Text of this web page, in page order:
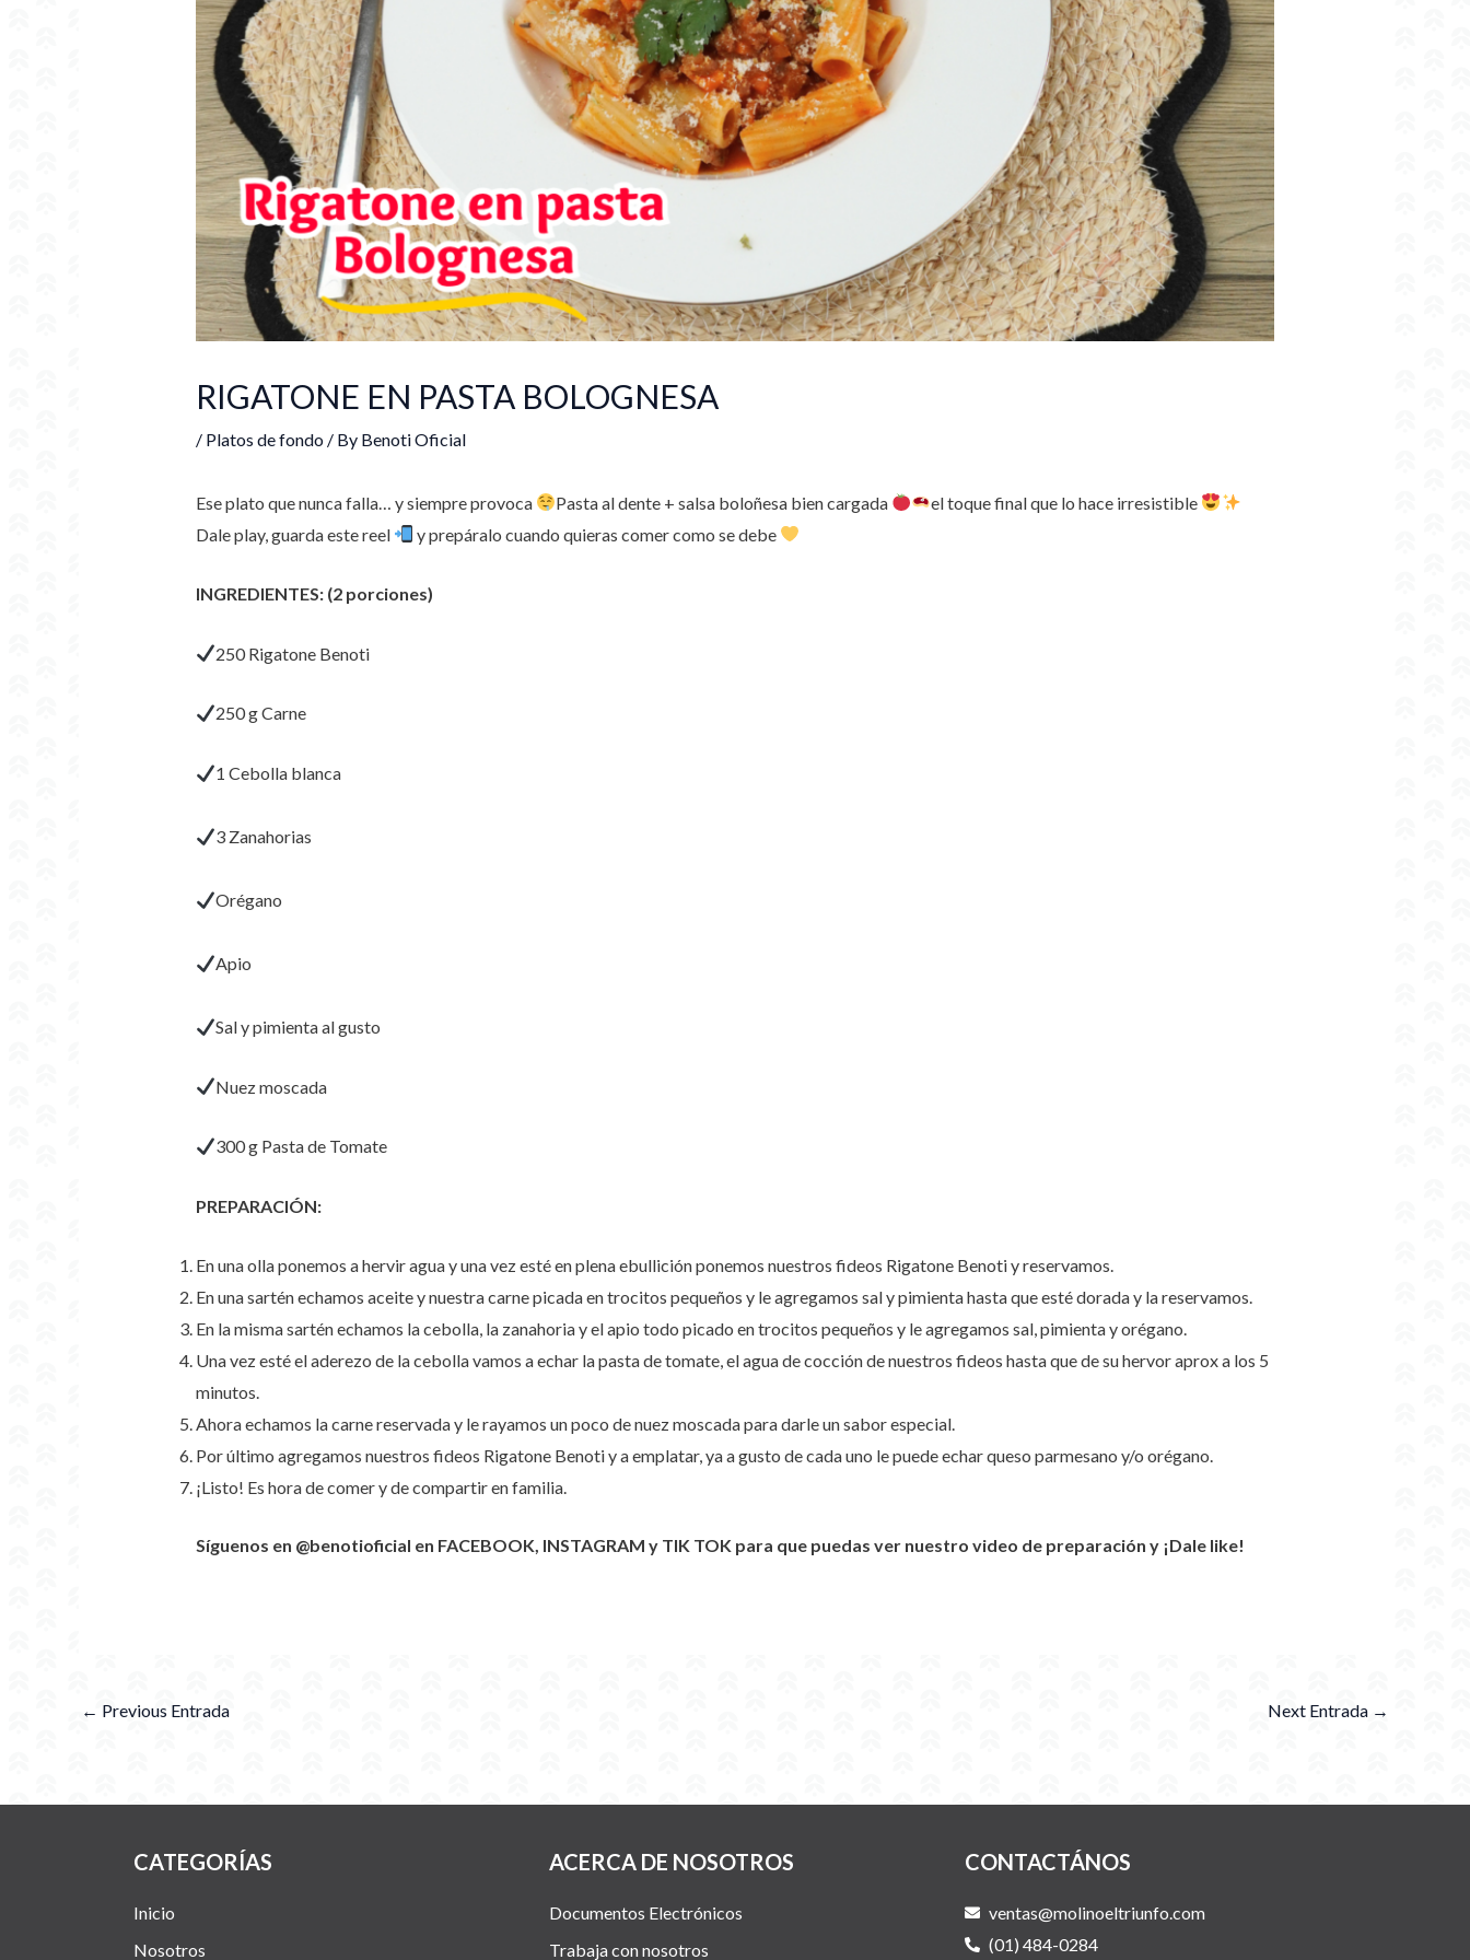
RIGATONE EN PASTA BOLOGNESA
/ Platos de fondo/ By Benoti Oficial
Ese plato que nunca falla… y siempre provoca Pasta al dente + salsa boloñesa bien cargada
el toque final que lo hace irresistible
Dale play, guarda este reel
y prepáralo cuando quieras comer como se debe
INGREDIENTES: (2 porciones)
250 Rigatone Benoti
250 g Carne
1 Cebolla blanca
3 Zanahorias
Orégano
Apio
Sal y pimienta al gusto
Nuez moscada
300 g Pasta de Tomate
PREPARACIÓN:
En una olla ponemos a hervir agua y una vez esté en plena ebullición ponemos nuestros fideos Rigatone Benoti y reservamos.
En una sartén echamos aceite y nuestra carne picada en trocitos pequeños y le agregamos sal y pimienta hasta que esté dorada y la reservamos.
En la misma sartén echamos la cebolla, la zanahoria y el apio todo picado en trocitos pequeños y le agregamos sal, pimienta y orégano.
Una vez esté el aderezo de la cebolla vamos a echar la pasta de tomate, el agua de cocción de nuestros fideos hasta que de su hervor aprox a los 5
minutos.
Ahora echamos la carne reservada y le rayamos un poco de nuez moscada para darle un sabor especial.
Por último agregamos nuestros fideos Rigatone Benoti y a emplatar, ya a gusto de cada uno le puede echar queso parmesano y/o orégano.
¡Listo! Es hora de comer y de compartir en familia.
Síguenos en @benotioficial en FACEBOOK, INSTAGRAM y TIK TOK para que puedas ver nuestro video de preparación y ¡Dale like!
← Previous Entrada Next Entrada →
CATEGORÍAS
Inicio
Nosotros
ACERCA DE NOSOTROS
Documentos Electrónicos
Trabaja con nosotros
CONTACTÁNOS
ventas@molinoeltriunfo.com
(01) 484-0284